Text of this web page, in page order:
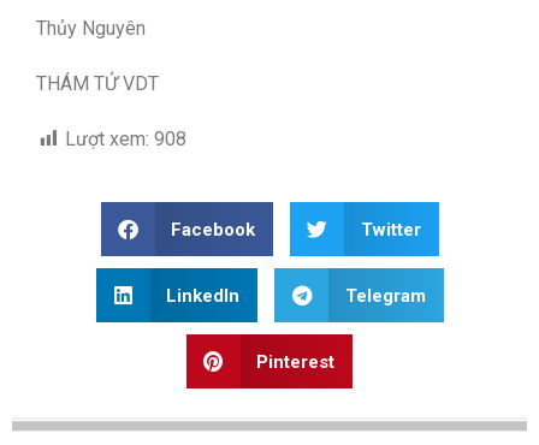
Thủy Nguyên
THÁM TỬ VDT
Lượt xem: 908
Facebook Twitter
LinkedIn Telegram
Pinterest